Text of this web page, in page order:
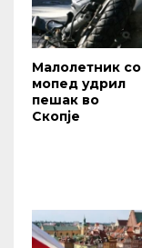
Малолетник со
мопед удрил
пешак во
Скопје